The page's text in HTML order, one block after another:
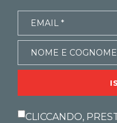
generazione
CLICCANDO,